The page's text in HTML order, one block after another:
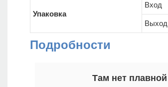
Упаковка
Вход
Выход
Подробности
Там нет